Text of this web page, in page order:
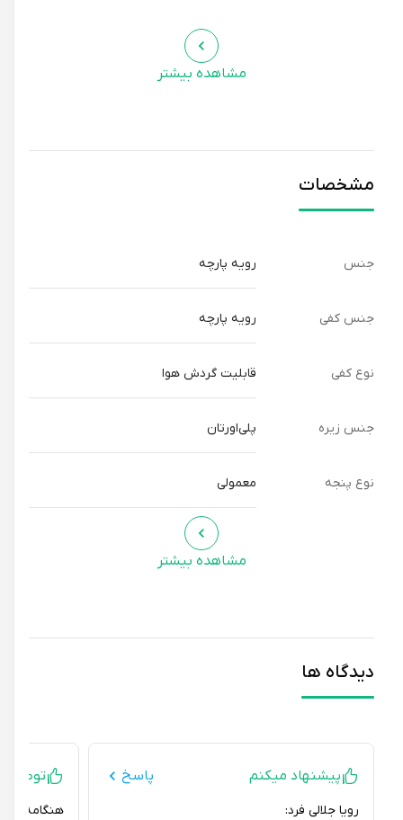
مشاهده بیشتر
مشخصات
جنس رویه پارچه
جنس کفی رویه پارچه
نوع کفی قابلیت گردش هوا
جنس زیره پلی‌اورتان
نوع پنجه معمولی
مشاهده بیشتر
دیدگاه ها
پیشنهاد میکنم پاسخ
رویا جلالی فرد:
توصیه ای
هنگامه نادری: